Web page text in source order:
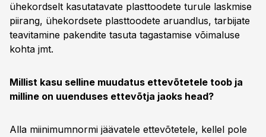
ühekordselt kasutatavate plasttoodete turule laskmise
piirang, ühekordsete plasttoodete aruandlus, tarbijate
teavitamine pakendite tasuta tagastamise võimaluse
kohta jmt.
Millist kasu selline muudatus ettevõtetele toob ja
milline on uuenduses ettevõtja jaoks head?
Alla miinimumnormi jäävatele ettevõtetele, kellel pole